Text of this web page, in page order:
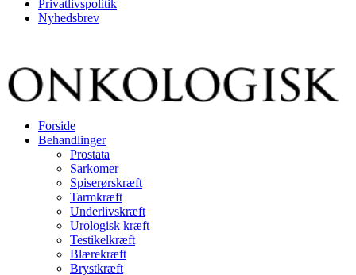
Privatlivspolitik
Nyhedsbrev
Forside
Behandlinger
Prostata
Sarkomer
Spiserørskræft
Tarmkræft
Underlivskræft
Urologisk kræft
Testikelkræft
Blærekræft
Brystkræft